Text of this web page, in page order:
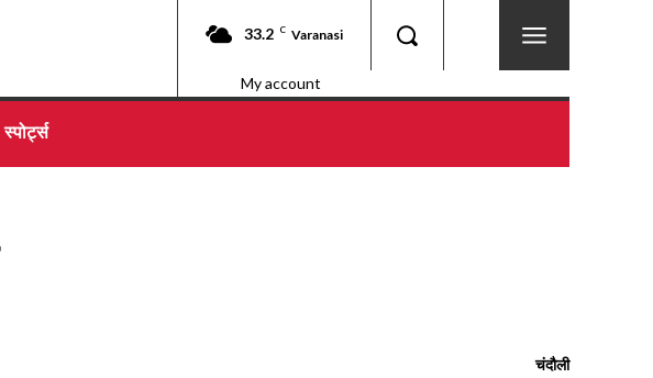
33.2 C Varanasi
My account
स्पोर्ट्स
चंदौली